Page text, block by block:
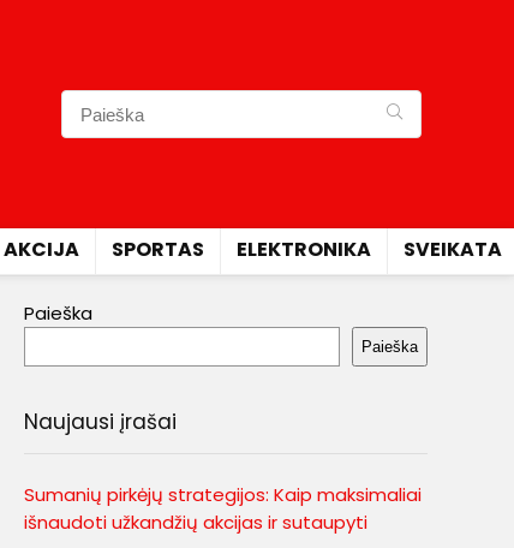
AKCIJA SPORTAS ELEKTRONIKA SVEIKATA
Paieška
Paieška
Naujausi įrašai
Sumanių pirkėjų strategijos: Kaip maksimaliai
išnaudoti užkandžių akcijas ir sutaupyti